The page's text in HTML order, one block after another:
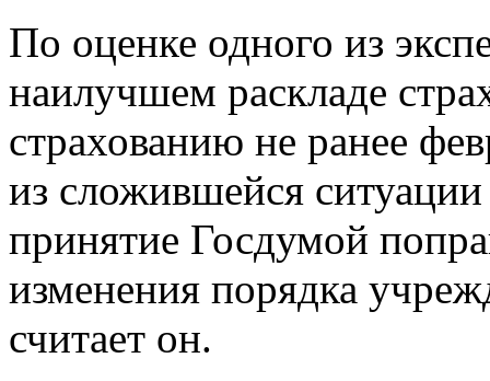
По оценке одного из
наилучшем раскладе
страхованию не ранее
из сложившейся
принятие Госдумой
изменения порядка
считает он.